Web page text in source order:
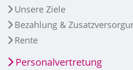
Unsere Ziele
Bezahlung &
Rente
Personalvertretung